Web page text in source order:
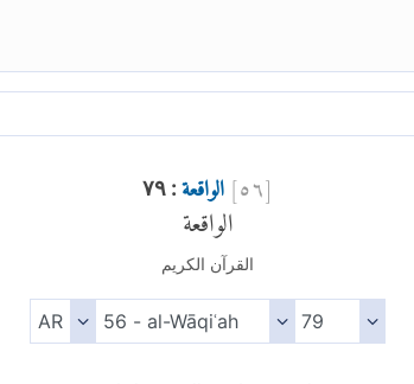
[٥٦]الواقعة : ٧٩ الواقعة
القرآن الكريم